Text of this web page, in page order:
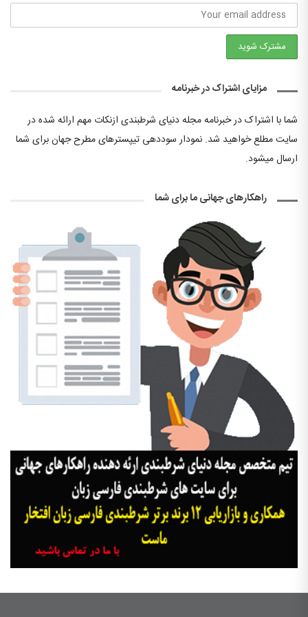
مزایای اشتراک در خبرنامه
شما با اشتراک در خبرنامه مجله دنیای شرطبندی ازنکات مهم ارائه شده در
سایت مطلع خواهید شد. نمودار سوددهی تیپسترهای مطرح جهان برای شما
ارسال میشود.
راهکارهای جهانی ما برای شما